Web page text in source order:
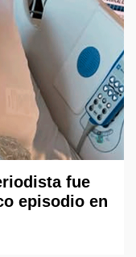
fue
episodio en